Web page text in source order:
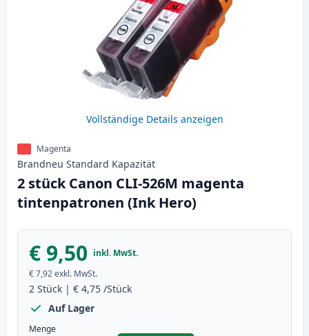
Vollständige Details anzeigen
Magenta
Brandneu Standard Kapazität
2 stück Canon CLI-526M magenta
tintenpatronen (Ink Hero)
€ 9,50 inkl. MwSt.
€ 7,92exkl. MwSt.
2 Stück | € 4,75 /Stück
Auf Lager
Menge